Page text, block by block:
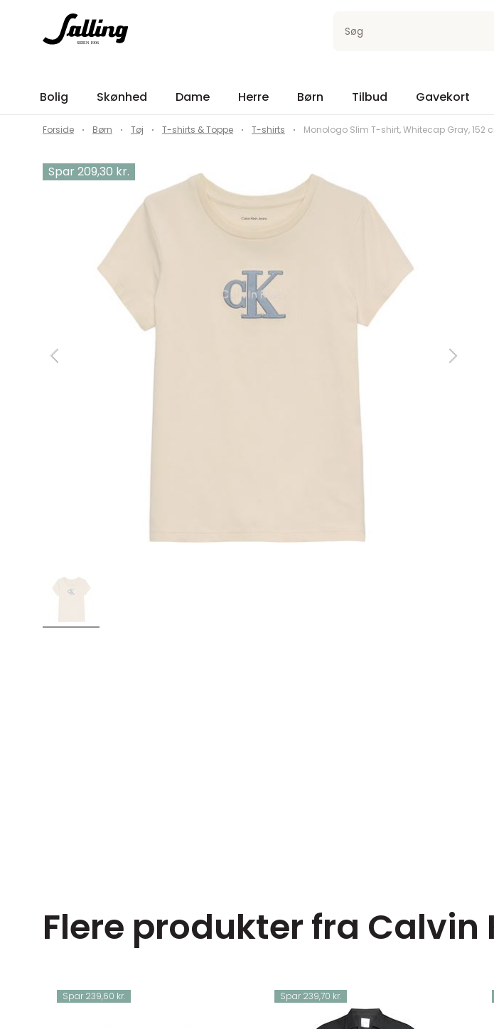
Søg
Bolig Skønhed Dame Herre Børn Tilbud Gavekort
Forside Børn Tøj T-shirts & Toppe T-shirts Monologo Slim T-shirt, Whitecap Gray, 152
Spar 209,30 kr.
Flere produkter fra Calvin
Spar 239,60 kr. Spar 239,70 kr.